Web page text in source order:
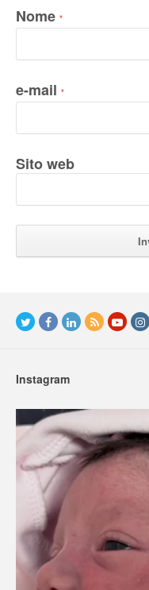
Nome *
e-mail *
Sito web
Instagram